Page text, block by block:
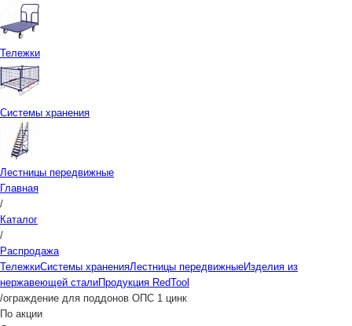
Тележки
Системы хранения
Лестницы передвижные
Главная
/
Каталог
/
Распродажа
ТележкиСистемы храненияЛестницы передвижныеИзделия из
нержавеющей сталиПродукция RedTool
/ограждение для поддонов ОПС 1 цинк
По акции